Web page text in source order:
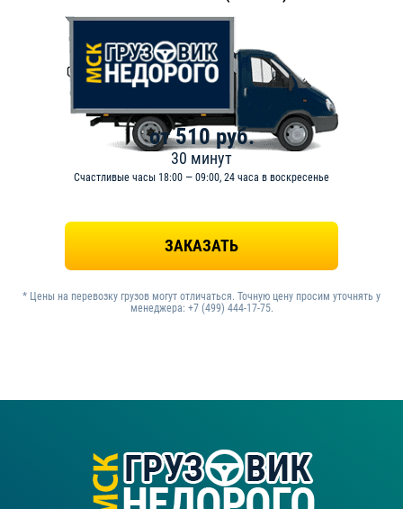
от 510 руб.
30 минут
Счастливые часы 18:00 — 09:00, 24 часа в воскресенье
ЗАКАЗАТЬ
* Цены на перевозку грузов могут отличаться. Точную цену просим уточнять у
менеджера: +7 (499) 444-17-75.